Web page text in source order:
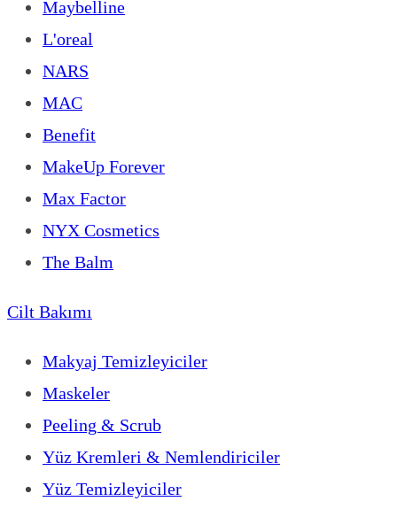
Maybelline
L'oreal
NARS
MAC
Benefit
MakeUp Forever
Max Factor
NYX Cosmetics
The Balm
Cilt Bakımı
Makyaj Temizleyiciler
Maskeler
Peeling & Scrub
Yüz Kremleri & Nemlendiriciler
Yüz Temizleyiciler